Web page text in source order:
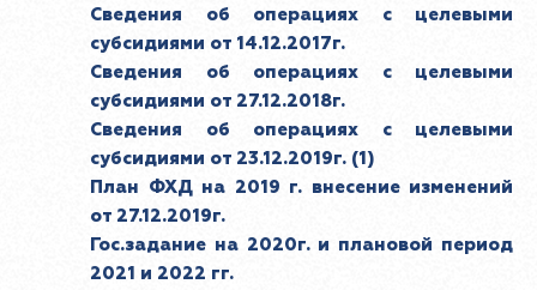
Сведения об операциях с целевыми
субсидиями от 14.12.2017г.
Сведения об операциях с целевыми
субсидиями от 27.12.2018г.
Сведения об операциях с целевыми
субсидиями от 23.12.2019г. (1)
План ФХД на 2019 г. внесение изменений
от 27.12.2019г.
Гос.задание на 2020г. и плановой период
2021 и 2022 гг.